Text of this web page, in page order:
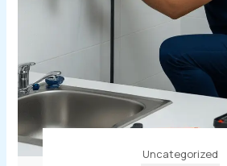
Uncategorized